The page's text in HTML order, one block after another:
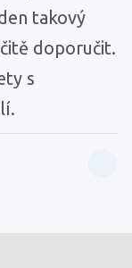
takový
doporučit.
s